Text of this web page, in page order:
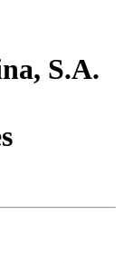
S.A.